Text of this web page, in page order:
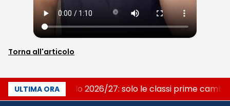
Torna all'articolo
ULTIMA ORA
Nuovo curricolo 2026/27: solo le classi prime